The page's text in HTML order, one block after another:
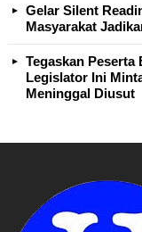
Gelar Silent
Masyarakat
Tegaskan Peserta
Legislator Ini
Meninggal Diusut